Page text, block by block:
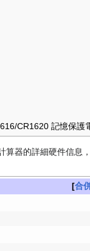
CR1620 記憶保護
算器的詳細硬件信息
合